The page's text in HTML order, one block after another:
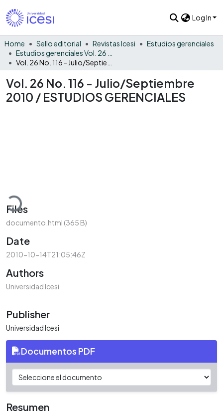
Log In
Home Sello editorial Revistas Icesi
Estudios gerenciales
Vol. 26 No. 116 - Julio/Septiembre
2010 / ESTUDIOS GERENCIALES
Loading...
Files
documento.html (365 B)
Date
2010-10-14T21:05:46Z
Authors
Universidad Icesi
Publisher
Universidad Icesi
Documentos PDF
Resumen